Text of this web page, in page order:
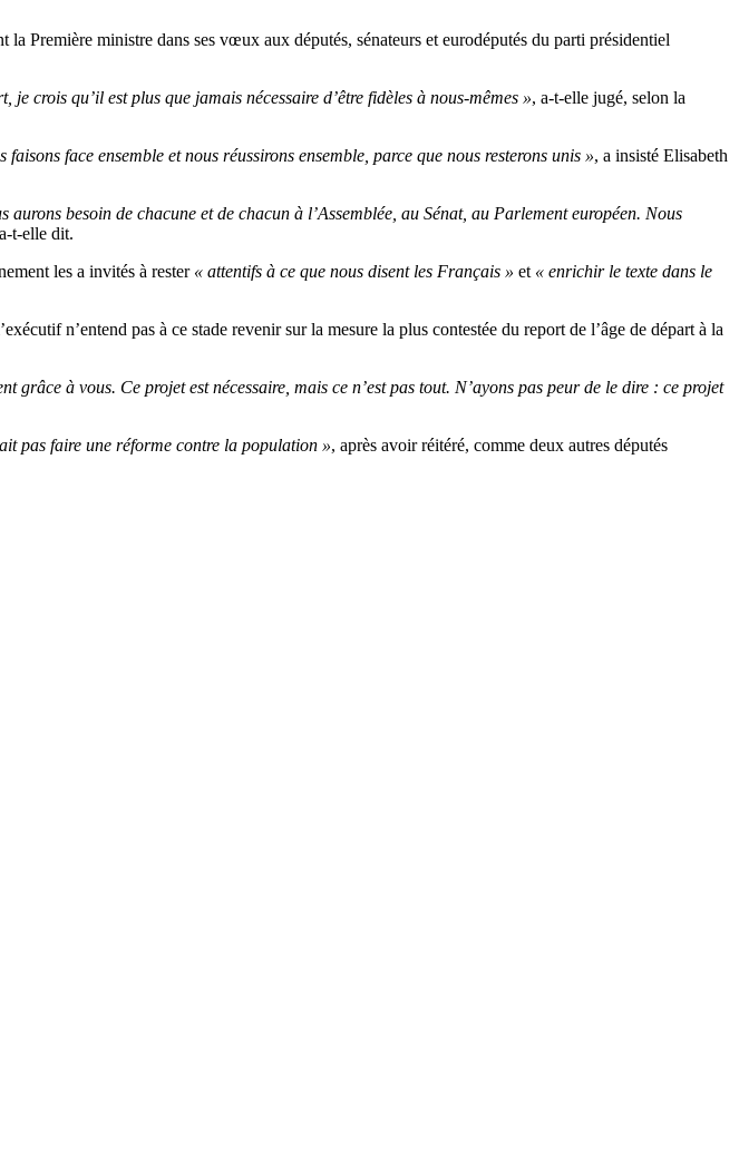
la Première ministre dans ses vœux aux députés, sénateurs et eurodéputés du parti présidentiel
je crois qu’il est plus que jamais nécessaire d’être fidèles à nous-mêmes », a-t-elle jugé, selon la
face ensemble et nous réussirons ensemble, parce que nous resterons unis », a insisté Elisabeth
aurons besoin de chacune et de chacun à l’Assemblée, au Sénat, au Parlement européen. Nous
t-elle dit.
les a invités à rester « attentifs à ce que nous disent les Français » et « enrichir le texte dans le
n’entend pas à ce stade revenir sur la mesure la plus contestée du report de l’âge de départ à la
à vous. Ce projet est nécessaire, mais ce n’est pas tout. N’ayons pas peur de le dire : ce projet
pas faire une réforme contre la population », après avoir réitéré, comme deux autres députés